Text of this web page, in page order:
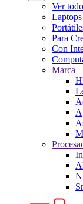
Ver
Para
Con
Marca